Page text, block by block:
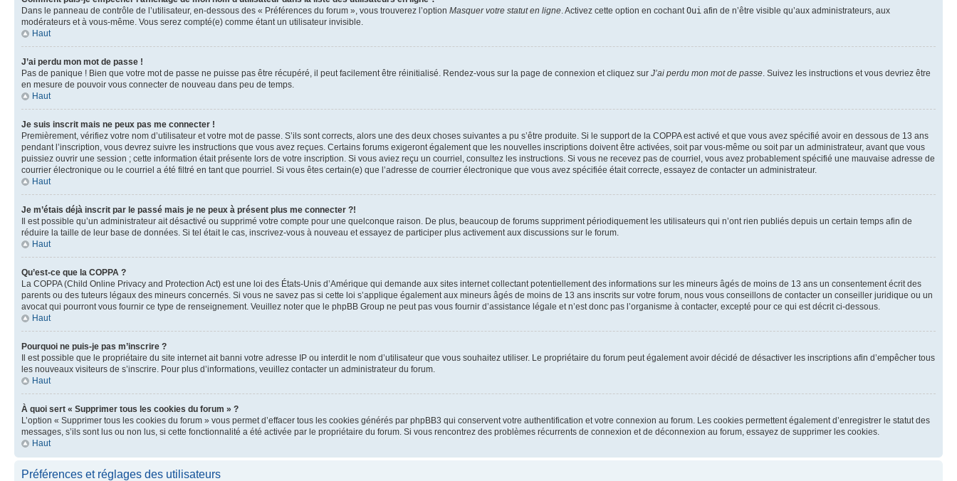
Dans le panneau de contrôle de l’utilisateur, en-dessous des « Préférences du forum », vous trouverez l’option Masquer votre statut en ligne. Activez cette option en cochantOui afin de n’être visible qu’aux administrateurs, aux
modérateurs et à vous-même. Vous serez compté(e) comme étant un utilisateur invisible.
Haut
J’ai perdu mon mot de passe !
Pas de panique ! Bien que votre mot de passe ne puisse pas être récupéré, il peut facilement être réinitialisé. Rendez-vous sur la page de connexion et cliquez sur J’ai perdu mon mot de passe. Suivez les instructions et vous devriez être
en mesure de pouvoir vous connecter de nouveau dans peu de temps.
Haut
Je suis inscrit mais ne peux pas me connecter !
Premièrement, vérifiez votre nom d’utilisateur et votre mot de passe. S’ils sont corrects, alors une des deux choses suivantes a pu s’être produite. Si le support de la COPPA est activé et que vous avez spécifié avoir en dessous de 13 ans
pendant l’inscription, vous devrez suivre les instructions que vous avez reçues. Certains forums exigeront également que les nouvelles inscriptions doivent être activées, soit par vous-même ou soit par un administrateur, avant que vous
puissiez ouvrir une session ; cette information était présente lors de votre inscription. Si vous aviez reçu un courriel, consultez les instructions. Si vous ne recevez pas de courriel, vous avez probablement spécifié une mauvaise adresse de
courrier électronique ou le courriel a été filtré en tant que pourriel. Si vous êtes certain(e) que l’adresse de courrier électronique que vous avez spécifiée était correcte, essayez de contacter un administrateur.
Haut
Je m’étais déjà inscrit par le passé mais je ne peux à présent plus me connecter ?!
Il est possible qu’un administrateur ait désactivé ou supprimé votre compte pour une quelconque raison. De plus, beaucoup de forums suppriment périodiquement les utilisateurs qui n’ont rien publiés depuis un certain temps afin de
réduire la taille de leur base de données. Si tel était le cas, inscrivez-vous à nouveau et essayez de participer plus activement aux discussions sur le forum.
Haut
Qu’est-ce que la COPPA ?
La COPPA (Child Online Privacy and Protection Act) est une loi des États-Unis d’Amérique qui demande aux sites internet collectant potentiellement des informations sur les mineurs âgés de moins de 13 ans un consentement écrit des
parents ou des tuteurs légaux des mineurs concernés. Si vous ne savez pas si cette loi s’applique également aux mineurs âgés de moins de 13 ans inscrits sur votre forum, nous vous conseillons de contacter un conseiller juridique ou un
avocat qui pourront vous fournir ce type de renseignement. Veuillez noter que le phpBB Group ne peut pas vous fournir d’assistance légale et n’est donc pas l’organisme à contacter, excepté pour ce qui est décrit ci-dessous.
Haut
Pourquoi ne puis-je pas m’inscrire ?
Il est possible que le propriétaire du site internet ait banni votre adresse IP ou interdit le nom d’utilisateur que vous souhaitez utiliser. Le propriétaire du forum peut également avoir décidé de désactiver les inscriptions afin d’empêcher tous
les nouveaux visiteurs de s’inscrire. Pour plus d’informations, veuillez contacter un administrateur du forum.
Haut
À quoi sert « Supprimer tous les cookies du forum » ?
L’option « Supprimer tous les cookies du forum » vous permet d’effacer tous les cookies générés par phpBB3 qui conservent votre authentification et votre connexion au forum. Les cookies permettent également d’enregistrer le statut des
messages, s’ils sont lus ou non lus, si cette fonctionnalité a été activée par le propriétaire du forum. Si vous rencontrez des problèmes récurrents de connexion et de déconnexion au forum, essayez de supprimer les cookies.
Haut
Préférences et réglages des utilisateurs